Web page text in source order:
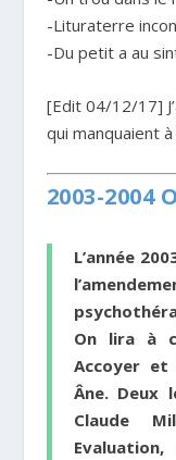
-Lituraterre
-Du petit a au
[Edit 04/12/17]
qui manquaient à
2003-2004
L’année
On lira à
Accoyer et
Âne. Deux
Claude
Evaluation,